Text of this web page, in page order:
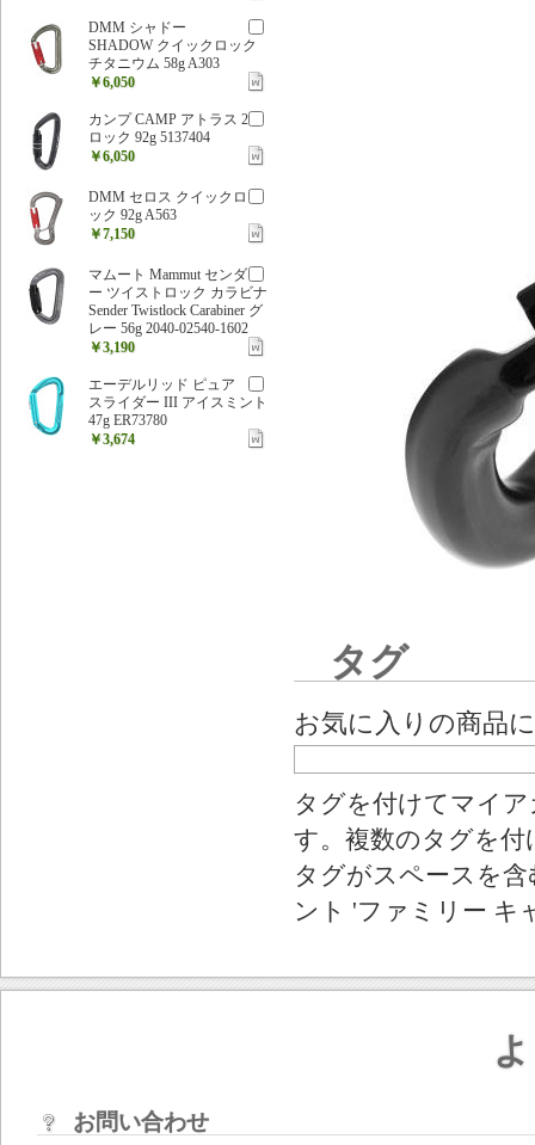
タグ
お気に入りの商品
タグを付けてマイ
す。複数のタグを
タグがスペースを
ント 'ファミリー キ
DMM シャドー
SHADOW クイックロック
チタニウム 58g A303
￥6,050
カンプ CAMP アトラス 2
ロック 92g 5137404
￥6,050
DMM セロス クイックロ
ック 92g A563
￥7,150
マムート Mammut センダ
ー ツイストロック カラビナ
Sender Twistlock Carabiner グ
レー 56g 2040-02540-1602
￥3,190
エーデルリッド ピュア
スライダー III アイスミント
47g ER73780
￥3,674
お問い合わせ